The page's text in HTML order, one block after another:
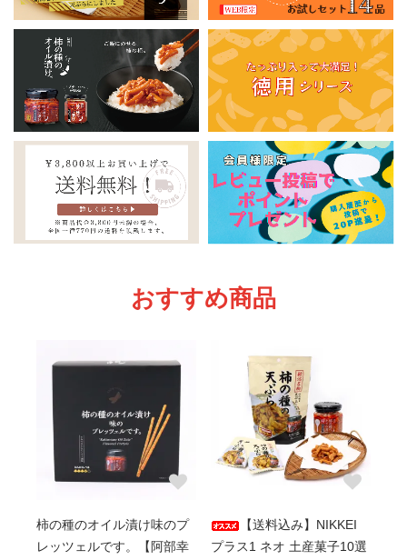
おすすめ商品
柿の種のオイル漬け味のプ
レッツェルです。【阿部幸
【送料込み】NIKKEI
プラス1 ネオ 土産菓子10選